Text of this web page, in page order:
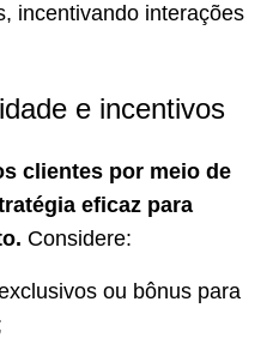
incentivando interações
e incentivos
clientes por meio de
eficaz para
Considere:
ou bônus para